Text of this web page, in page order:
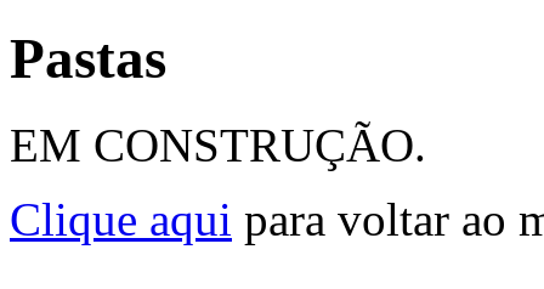
Pastas
EM CONSTRUÇÃO.
Clique aqui para voltar ao